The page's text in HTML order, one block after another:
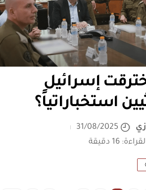
إسرائيل
استخباراتياً؟
31/08/2025
16 دقيقة